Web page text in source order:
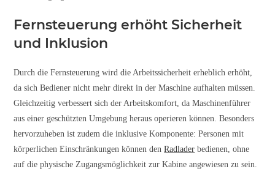
Fernsteuerung erhöht Sicherheit
und Inklusion
Durch die Fernsteuerung wird die Arbeitssicherheit erheblich erhöht,
da sich Bediener nicht mehr direkt in der Maschine aufhalten müssen.
Gleichzeitig verbessert sich der Arbeitskomfort, da Maschinenführer
aus einer geschützten Umgebung heraus operieren können. Besonders
hervorzuheben ist zudem die inklusive Komponente: Personen mit
körperlichen Einschränkungen können denRadlader bedienen, ohne
auf die physische Zugangsmöglichkeit zur Kabine angewiesen zu sein.